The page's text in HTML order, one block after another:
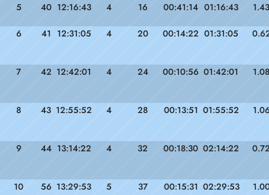
5 40 12:16:43 4 16 00:41:14 01:16:43 1.43
6 41 12:31:05 4 20 00:14:22 01:31:05
7 42 12:42:01 4 24 00:10:56 01:42:01 1.08
8 43 12:55:52 4 28 00:13:51 01:55:52
9 44 13:14:22 4 32 00:18:30 02:14:22
10 56 13:29:53 5 37 00:15:31 02:29:53